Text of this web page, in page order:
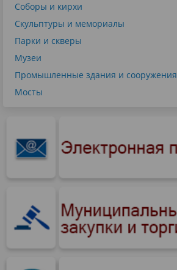
Соборы и кирхи
Скульптуры и мемориалы
Парки и скверы
Музеи
Промышленные здания и сооружения
Мосты